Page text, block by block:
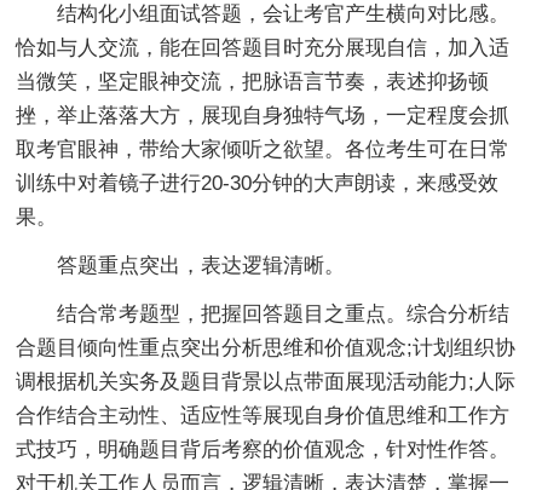
结构化小组面试答题，会让考官产生横向对比感。
恰如与人交流，能在回答题目时充分展现自信，加入适
当微笑，坚定眼神交流，把脉语言节奏，表述抑扬顿
挫，举止落落大方，展现自身独特气场，一定程度会抓
取考官眼神，带给大家倾听之欲望。各位考生可在日常
训练中对着镜子进行20-30分钟的大声朗读，来感受效
果。
答题重点突出，表达逻辑清晰。
结合常考题型，把握回答题目之重点。综合分析结
合题目倾向性重点突出分析思维和价值观念;计划组织协
调根据机关实务及题目背景以点带面展现活动能力;人际
合作结合主动性、适应性等展现自身价值思维和工作方
式技巧，明确题目背后考察的价值观念，针对性作答。
对于机关工作人员而言，逻辑清晰，表达清楚，掌握一